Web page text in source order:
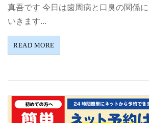
真吾です 今日は歯周病と口臭の関係
いきます...
READ MORE